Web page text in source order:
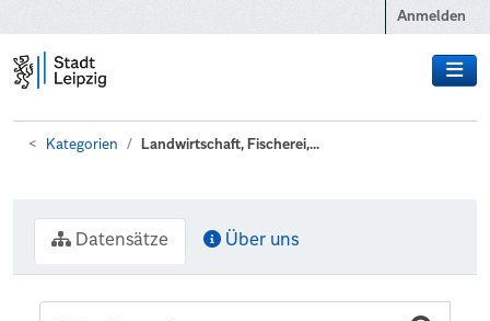
Anmelden
Kategorien Landwirtschaft, Fischerei,...
Datensätze Über uns